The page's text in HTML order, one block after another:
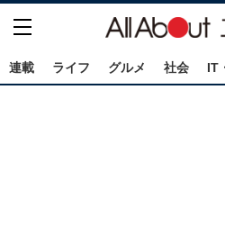
連載 ライフ グルメ 社会 IT